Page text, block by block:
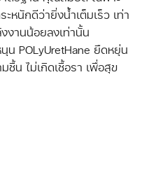
ะหนักดีว่ายิ่งน้ำเต็มเร็ว เท่า
งานน้อยลงเท่านั้น
น POLyUretHane ยืดหยุ่น
น ไม่เกิดเชื้อรา เพื่อสุข